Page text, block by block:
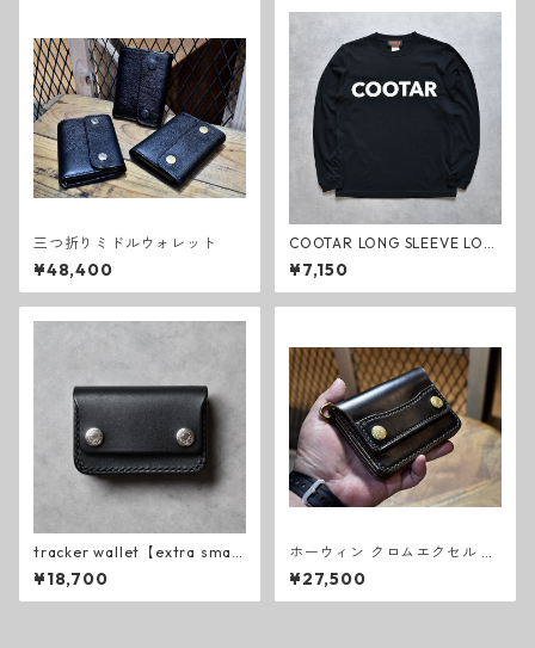
三つ折りミドルウォレット
¥48,400
COOTAR LONG SLEEVE LOG
O T-SHIRT
¥7,150
tracker wallet【extra smal
l】black
¥18,700
ホーウィン クロムエクセル ト
ラッカーウォレット スモール
¥27,500